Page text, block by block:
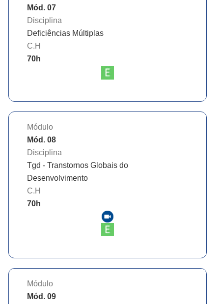
Mód. 07
Disciplina
Deficiências Múltiplas
C.H
70h
Módulo
Mód. 08
Disciplina
Tgd - Transtornos Globais do
Desenvolvimento
C.H
70h
Módulo
Mód. 09